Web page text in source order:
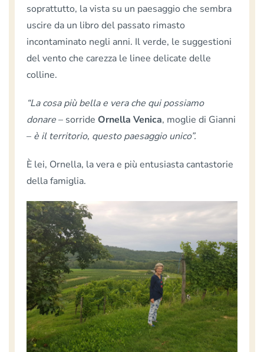
soprattutto, la vista su un paesaggio che sembra
uscire da un libro del passato rimasto
incontaminato negli anni. Il verde, le suggestioni
del vento che carezza le linee delicate delle
colline.
“La cosa più bella e vera che qui possiamo
donare– sorride Ornella Venica, moglie di Gianni
– è il territorio, questo paesaggio unico”.
È lei, Ornella, la vera e più entusiasta cantastorie
della famiglia.